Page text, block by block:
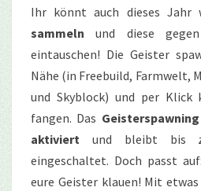
Ihr könnt auch dieses Jahr
sammeln und diese
eintauschen! Die Geister
Nähe (in Freebuild, Farmwelt,
und Skyblock) und per Klick
fangen. Das Geisterspawning
aktiviert und bleibt bis
eingeschaltet. Doch passt
eure Geister klauen! Mit